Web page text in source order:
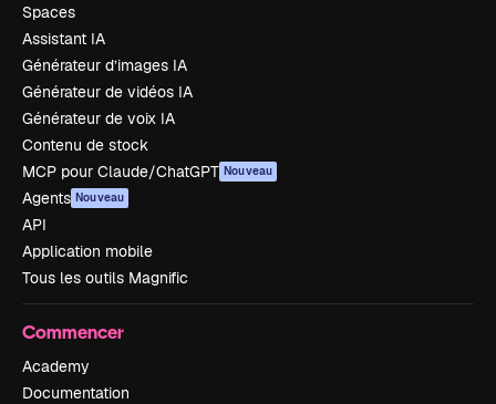
Spaces
Assistant IA
Générateur d’images IA
Générateur de vidéos IA
Générateur de voix IA
Contenu de stock
MCP pour Claude/ChatGPT Nouveau
Agents Nouveau
API
Application mobile
Tous les outils Magnific
Commencer
Academy
Documentation